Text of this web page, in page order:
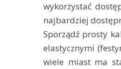
wykorzystać
najbardziej
Sporządź prosty
elastycznymi
wiele miast ma